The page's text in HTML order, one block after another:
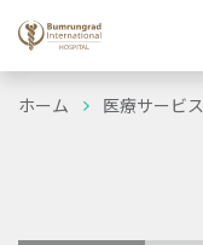
ホーム 医療サービス